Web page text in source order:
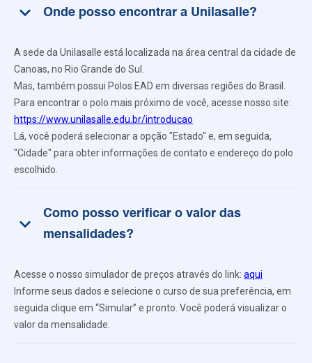
keyboard_arrow_down Onde posso encontrar a Unilasalle?
A sede da Unilasalle está localizada na área central da cidade de
Canoas, no Rio Grande do Sul.
Mas, também possui Polos EAD em diversas regiões do Brasil.
Para encontrar o polo mais próximo de você, acesse nosso site:
https://www.unilasalle.edu.br/introducao
Lá, você poderá selecionar a opção "Estado" e, em seguida,
"Cidade" para obter informações de contato e endereço do polo
escolhido.
keyboard_arrow_down
Como posso verificar o valor das
mensalidades?
Acesse o nosso simulador de preços através do link: aqui
Informe seus dados e selecione o curso de sua preferência, em
seguida clique em “Simular” e pronto. Você poderá visualizar o
valor da mensalidade.